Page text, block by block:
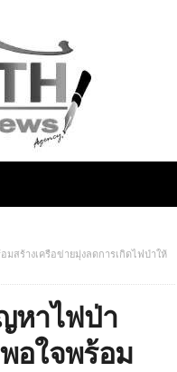
สร้างเครือข่ายมุ่งลดการเกิดไฟป่าให้
หาไฟป่า
อใจพร้อม